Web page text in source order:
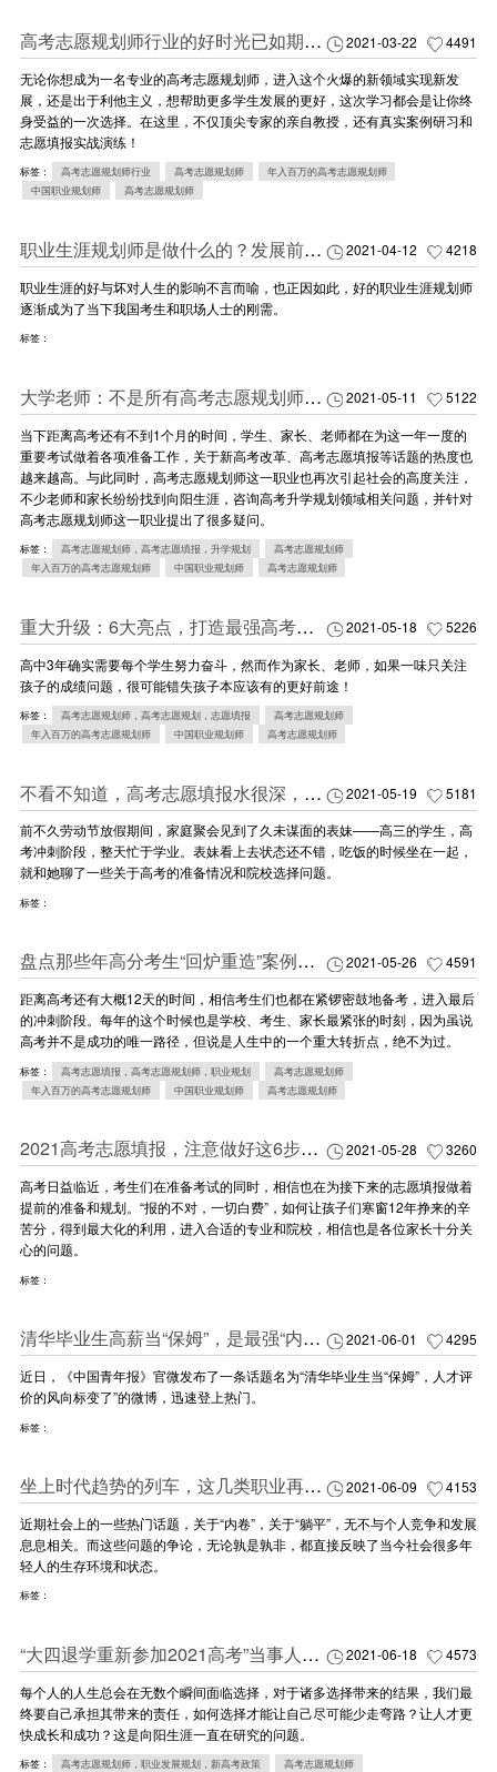
2021-03-22 4491
高考志愿规划师行业的好时光已如期而至
无论你想成为一名专业的高考志愿规划师，进入这个火爆的新领域实现新发
展，还是出于利他主义，想帮助更多学生发展的更好，这次学习都会是让你终
身受益的一次选择。在这里，不仅顶尖专家的亲自教授，还有真实案例研习和
志愿填报实战演练！
标签： 高考志愿规划师行业 高考志愿规划师
年入百万的高考志愿规划师
中国职业规划师
高考志愿规划师
2021-04-12 4218
职业生涯规划师是做什么的？发展前景如何？怎么入门？都在这里了……
职业生涯的好与坏对人生的影响不言而喻，也正因如此，好的职业生涯规划师
逐渐成为了当下我国考生和职场人士的刚需。
标签：
2021-05-11 5122
大学老师：不是所有高考志愿规划师都靠谱
当下距离高考还有不到1个月的时间，学生、家长、老师都在为这一年一度的
重要考试做着各项准备工作，关于新高考改革、高考志愿填报等话题的热度也
越来越高。与此同时，高考志愿规划师这一职业也再次引起社会的高度关注，
不少老师和家长纷纷找到向阳生涯，咨询高考升学规划领域相关问题，并针对
高考志愿规划师这一职业提出了很多疑问。
标签： 高考志愿规划师，高考志愿填报，升学规划
高考志愿规划师
年入百万的高考志愿规划师
中国职业规划师 高考志愿规划师
2021-05-18 5226
重大升级：6大亮点，打造最强高考志愿规划师！
高中3年确实需要每个学生努力奋斗，然而作为家长、老师，如果一味只关注
孩子的成绩问题，很可能错失孩子本应该有的更好前途！
标签： 高考志愿规划师，高考志愿规划，志愿填报
高考志愿规划师
年入百万的高考志愿规划师
中国职业规划师 高考志愿规划师
2021-05-19 5181
不看不知道，高考志愿填报水很深，不懂可能吃大亏！
前不久劳动节放假期间，家庭聚会见到了久未谋面的表妹——高三的学生，高
考冲刺阶段，整天忙于学业。表妹看上去状态还不错，吃饭的时候坐在一起，
就和她聊了一些关于高考的准备情况和院校选择问题。
标签：
2021-05-26 4591
盘点那些年高分考生“回炉重造”案例，3个血的教训值得铭记！（高考必读）
距离高考还有大概12天的时间，相信考生们也都在紧锣密鼓地备考，进入最后
的冲刺阶段。每年的这个时候也是学校、考生、家长最紧张的时刻，因为虽说
高考并不是成功的唯一路径，但说是人生中的一个重大转折点，绝不为过。
标签： 高考志愿填报，高考志愿规划师，职业规划
高考志愿规划师
年入百万的高考志愿规划师
中国职业规划师 高考志愿规划师
2021-05-28 3260
2021高考志愿填报，注意做好这6步！（拒绝滑档）
高考日益临近，考生们在准备考试的同时，相信也在为接下来的志愿填报做着
提前的准备和规划。“报的不对，一切白费”，如何让孩子们寒窗12年挣来的辛
苦分，得到最大化的利用，进入合适的专业和院校，相信也是各位家长十分关
心的问题。
标签：
2021-06-01 4295
清华毕业生高薪当“保姆”，是最强“内卷”还是市场刚需？
近日，《中国青年报》官微发布了一条话题名为“清华毕业生当“保姆”，人才评
价的风向标变了”的微博，迅速登上热门。
标签：
2021-06-09 4153
坐上时代趋势的列车，这几类职业再不入场就晚了！
近期社会上的一些热门话题，关于“内卷”，关于“躺平”，无不与个人竞争和发展
息息相关。而这些问题的争论，无论孰是孰非，都直接反映了当今社会很多年
轻人的生存环境和状态。
标签：
2021-06-18 4573
“大四退学重新参加2021高考”当事人：感谢倔强的自己！
每个人的人生总会在无数个瞬间面临选择，对于诸多选择带来的结果，我们最
终要自己承担其带来的责任，如何选择才能让自己尽可能少走弯路？让人才更
快成长和成功？这是向阳生涯一直在研究的问题。
标签： 高考志愿规划师，职业发展规划，新高考政策 高考志愿规划师